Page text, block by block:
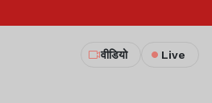
वीडियो Live